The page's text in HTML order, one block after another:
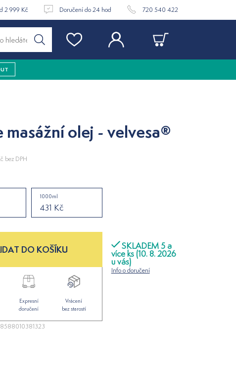
2 999 Kč Doručení do 24 hod 720 540 422
masážní olej - velvesa®
bez DPH
1000ml
431 Kč
SKLADEM 5 a
více ks (10. 8. 2026
u vás)
Info o doručení
DO KOŠÍKU
Expresní
doručení
Vrácení
bez starostí
8588010381323